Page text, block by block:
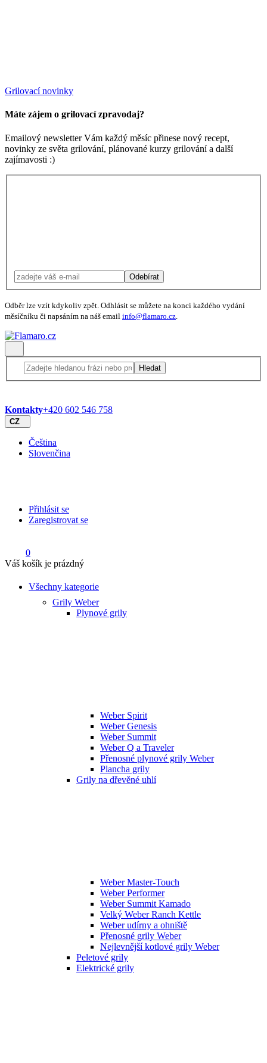
Grilovací novinky
Máte zájem o grilovací zpravodaj?
Emailový newsletter Vám každý měsíc přinese nový recept,
novinky ze světa grilování, plánované kurzy grilování a další
zajímavosti :)
Odebírat
Odběr lze vzít kdykoliv zpět. Odhlásit se můžete na konci každého vydání
měsíčníku či napsáním na náš email info@flamaro.cz.
Hledat
Kontakty+420 602 546 758
CZ
Čeština
Slovenčina
Přihlásit se
Zaregistrovat se
0
Váš košík je prázdný
Všechny kategorie
Grily Weber
Plynové grily
Weber Spirit
Weber Genesis
Weber Summit
Weber Q a Traveler
Přenosné plynové grily Weber
Plancha grily
Grily na dřevěné uhlí
Weber Master-Touch
Weber Performer
Weber Summit Kamado
Velký Weber Ranch Kettle
Weber udírny a ohniště
Přenosné grily Weber
Nejlevnější kotlové grily Weber
Peletové grily
Elektrické grily